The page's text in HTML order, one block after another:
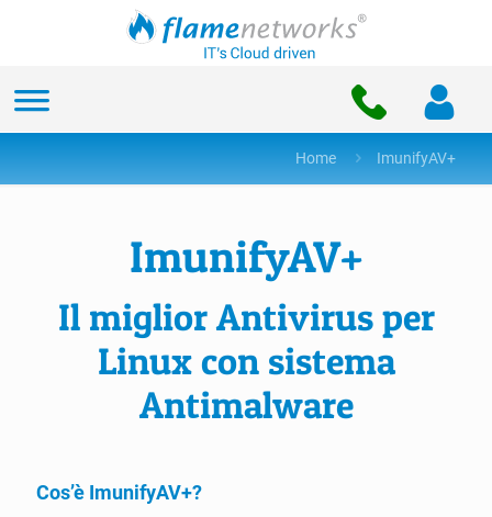
Home ImunifyAV+
ImunifyAV+
Il miglior Antivirus per
Linux con sistema
Antimalware
Cos’è ImunifyAV+?